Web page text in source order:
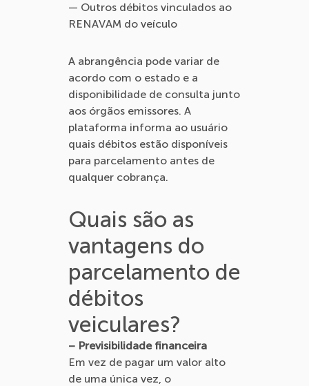
— Outros débitos vinculados ao
RENAVAM do veículo
A abrangência pode variar de
acordo com o estado e a
disponibilidade de consulta junto
aos órgãos emissores. A
plataforma informa ao usuário
quais débitos estão disponíveis
para parcelamento antes de
qualquer cobrança.
Quais são as
vantagens do
parcelamento de
débitos
veiculares?
– Previsibilidade financeira
Em vez de pagar um valor alto
de uma única vez, o